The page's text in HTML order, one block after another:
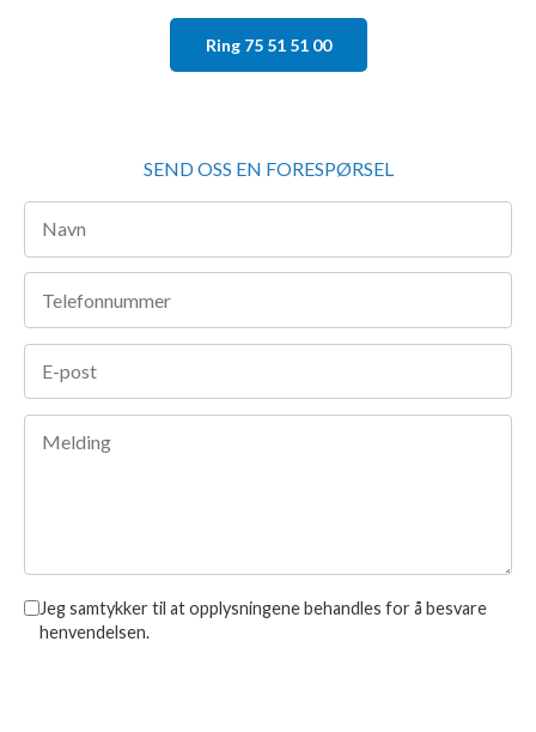
Ring 75 51 51 00
SEND OSS EN FORESPØRSEL
Jeg samtykker til at opplysningene behandles for å besvare
henvendelsen.